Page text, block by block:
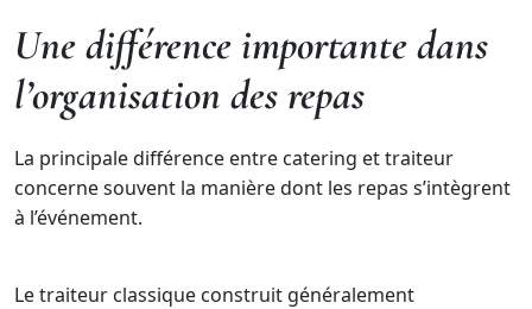
Une différence importante dans
l’organisation des repas
La principale différence entre catering et traiteur
concerne souvent la manière dont les repas s’intègrent
à l’événement.
Le traiteur classique construit généralement